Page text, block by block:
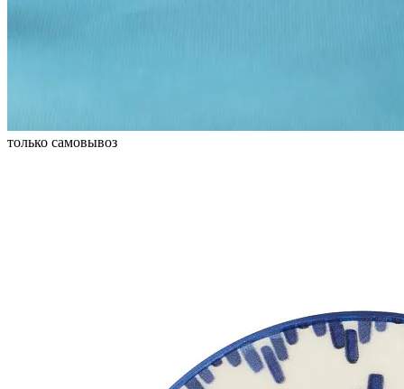
только самовывоз